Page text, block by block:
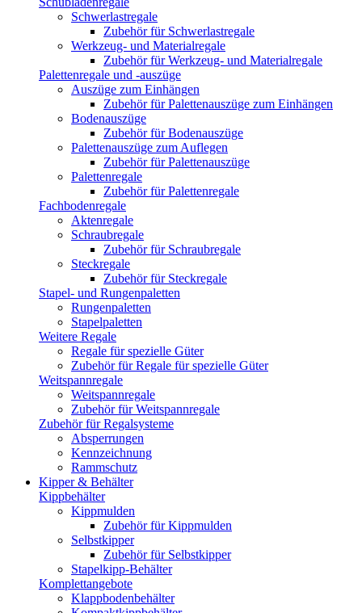
Schwerlastregale
Zubehör für Schwerlastregale
Werkzeug- und Materialregale
Zubehör für Werkzeug- und Materialregale
Palettenregale und -auszüge
Auszüge zum Einhängen
Zubehör für Palettenauszüge zum Einhängen
Bodenauszüge
Zubehör für Bodenauszüge
Palettenauszüge zum Auflegen
Zubehör für Palettenauszüge
Palettenregale
Zubehör für Palettenregale
Fachbodenregale
Aktenregale
Schraubregale
Zubehör für Schraubregale
Steckregale
Zubehör für Steckregale
Stapel- und Rungenpaletten
Rungenpaletten
Stapelpaletten
Weitere Regale
Regale für spezielle Güter
Zubehör für Regale für spezielle Güter
Weitspannregale
Weitspannregale
Zubehör für Weitspannregale
Zubehör für Regalsysteme
Absperrungen
Kennzeichnung
Rammschutz
Kipper & Behälter
Kippbehälter
Kippmulden
Zubehör für Kippmulden
Selbstkipper
Zubehör für Selbstkipper
Stapelkipp-Behälter
Komplettangebote
Klappbodenbehälter